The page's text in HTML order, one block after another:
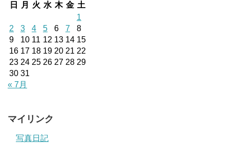
日
月 火 水 木 金 土
1
2
3 4 5 6 7
8
9
10 11 12 13 14 15
16 17 18 19 20 21 22
23 24 25 26 27 28 29
30 31
« 7月
マイリンク
写真日記